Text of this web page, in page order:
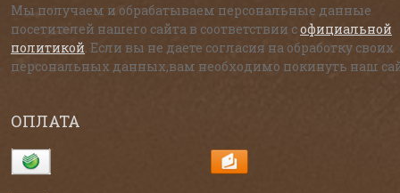
Мы получаем и обрабатываем персональные данные
посетителей нашего сайта в соответствии софициальной
политикой . Если вы не даете согласия на обработку своих
персональных данных,вам необходимо покинуть наш
ОПЛАТА